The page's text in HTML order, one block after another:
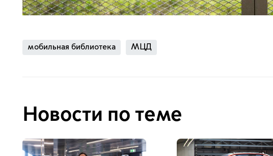
мобильная библиотека МЦД
Новости по теме